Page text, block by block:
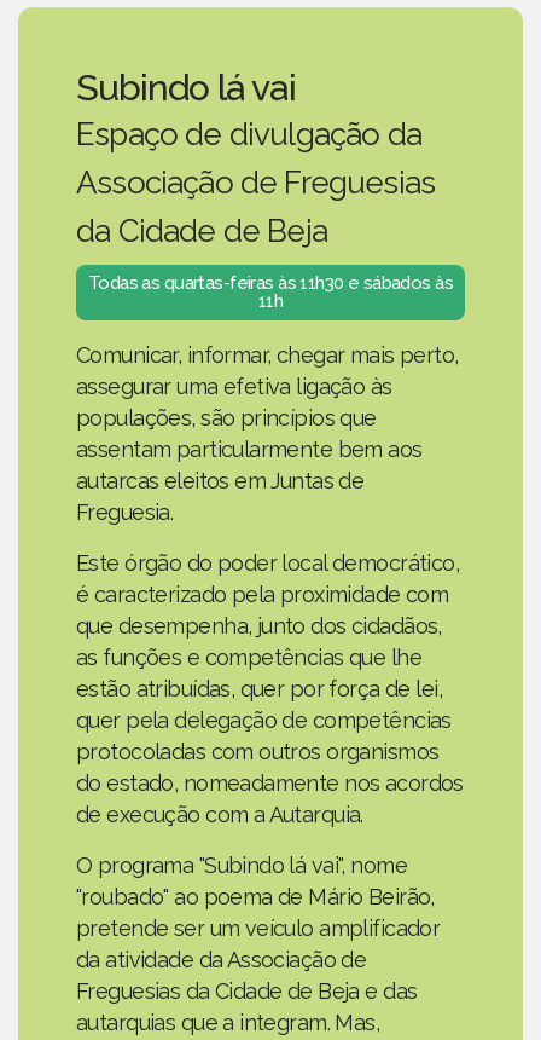
Subindo lá vai
Espaço de divulgação da
Associação de Freguesias
da Cidade de Beja
Todas as quartas-feiras às 11h30 e sábados às
11h
Comunicar, informar, chegar mais perto,
assegurar uma efetiva ligação às
populações, são princípios que
assentam particularmente bem aos
autarcas eleitos em Juntas de
Freguesia.
Este órgão do poder local democrático,
é caracterizado pela proximidade com
que desempenha, junto dos cidadãos,
as funções e competências que lhe
estão atribuídas, quer por força de lei,
quer pela delegação de competências
protocoladas com outros organismos
do estado, nomeadamente nos acordos
de execução com a Autarquia.
O programa "Subindo lá vai", nome
"roubado" ao poema de Mário Beirão,
pretende ser um veículo amplificador
da atividade da Associação de
Freguesias da Cidade de Beja e das
autarquias que a integram. Mas,